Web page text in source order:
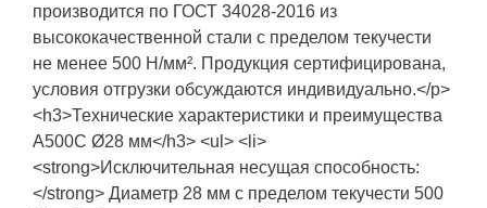
производится по ГОСТ 34028-2016 из
высококачественной стали с пределом текучести
не менее 500 Н/мм². Продукция сертифицирована,
условия отгрузки обсуждаются индивидуально.</p>
<h3>Технические характеристики и преимущества
А500С Ø28 мм</h3> <ul> <li>
<strong>Исключительная несущая способность:
</strong> Диаметр 28 мм с пределом текучести 500